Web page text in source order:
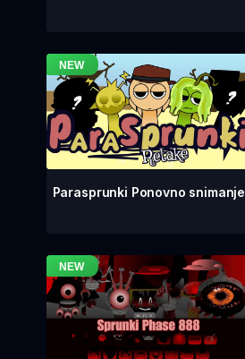
Parasprunki Ponovno snimanje